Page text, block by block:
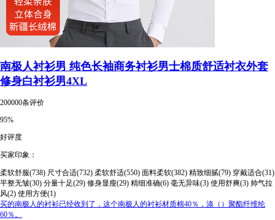
南极人衬衫男 纯色长袖商务衬衫男士棉质舒适衬衣外套
修身白衬衫男4XL
200000条评价
95%
好评度
买家印象：
柔软舒服(738) 尺寸合适(732) 柔软舒适(550) 面料柔软(382) 精致细腻(79) 穿戴适合(31)
平整无皱(30) 分量十足(29) 修身显瘦(29) 精细准确(6) 毫无异味(3) 使用舒爽(3) 帅气拉
风(2) 使用方便(1)
买的南极人的衬衫已经收到了，这个南极人的衬衫材质棉40％，涤（）聚酯纤维纶
60％。